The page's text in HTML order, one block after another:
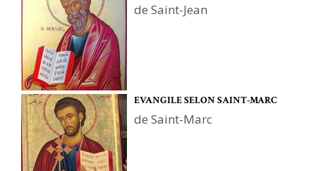
de Saint-Jean
EVANGILE SELON SAINT-MARC
de Saint-Marc